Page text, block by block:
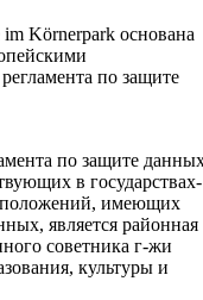
Körnerpark основана
по защите
по защите
в государствах-
положений, имеющих
является районная
советника г-жи
культуры и